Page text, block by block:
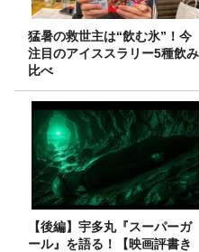
猛暑の救世主は“飲む氷”！今
注目のアイススラリー5種飲み
比べ
【後編】宇多丸『スーパーガ
ール』を語る！【映画評書き